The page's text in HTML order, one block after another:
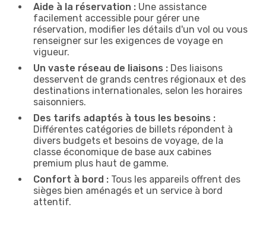
Aide à la réservation : Une assistance
facilement accessible pour gérer une
réservation, modifier les détails d'un vol ou vous
renseigner sur les exigences de voyage en
vigueur.
Un vaste réseau de liaisons : Des liaisons
desservent de grands centres régionaux et des
destinations internationales, selon les horaires
saisonniers.
Des tarifs adaptés à tous les besoins :
Différentes catégories de billets répondent à
divers budgets et besoins de voyage, de la
classe économique de base aux cabines
premium plus haut de gamme.
Confort à bord : Tous les appareils offrent des
sièges bien aménagés et un service à bord
attentif.